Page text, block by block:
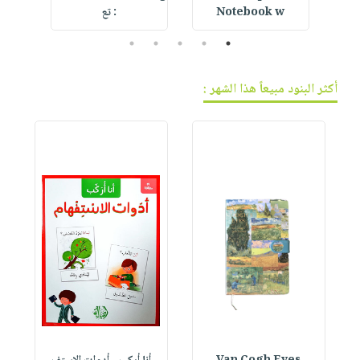
Notebook w
: تع
1
2
3
4
5
أكثر البنود مبيعاً هذا الشهر :